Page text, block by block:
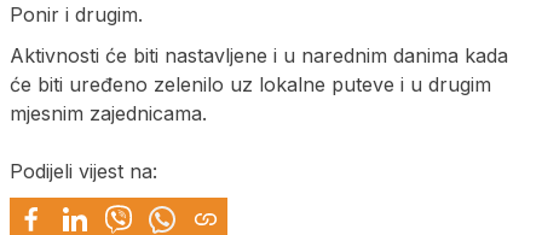
Ponir i drugim.
Aktivnosti će biti nastavljene i u narednim danima kada
će biti uređeno zelenilo uz lokalne puteve i u drugim
mjesnim zajednicama.
Podijeli vijest na: